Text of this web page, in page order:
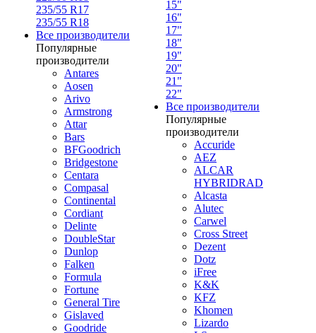
235/55 R17
235/55 R18
Все производители
Популярные
производители
Antares
Aosen
Arivo
Armstrong
Attar
Bars
BFGoodrich
Bridgestone
Centara
Compasal
Continental
Cordiant
Delinte
DoubleStar
Dunlop
Falken
Formula
Fortune
General Tire
Gislaved
Goodride
15"
16"
17"
18"
19"
20"
21"
22"
Все производители
Популярные
производители
Accuride
AEZ
ALCAR
HYBRIDRAD
Alcasta
Alutec
Carwel
Cross Street
Dezent
Dotz
iFree
K&K
KFZ
Khomen
Lizardo